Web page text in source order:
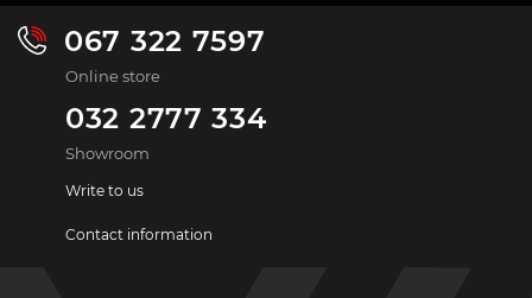
067 322 7597
Online store
032 2777 334
Showroom
Write to us
Contact information